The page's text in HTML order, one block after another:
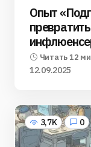
Опыт
Читать 12
12.09.2025
3,7K 0